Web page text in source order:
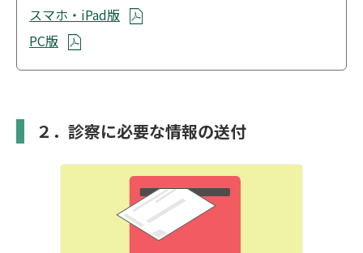
スマホ・iPad版
PC版
２．診察に必要な情報の送付